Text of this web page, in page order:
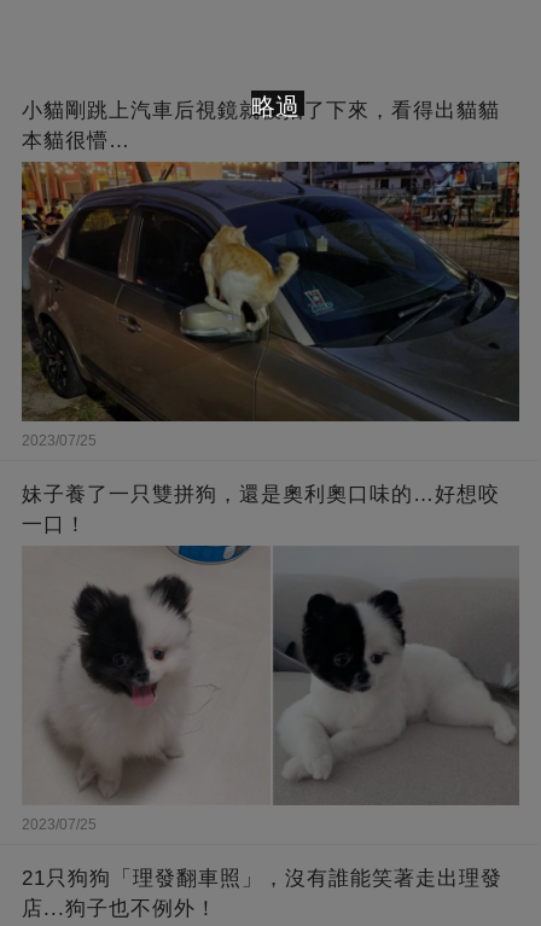
小貓剛跳上汽車后視鏡就被拍了下來，看得出貓貓
本貓很懵…
2023/07/25
妹子養了一只雙拼狗，還是奧利奧口味的…好想咬
一口！
2023/07/25
21只狗狗「理發翻車照」，沒有誰能笑著走出理發
店...狗子也不例外！
略過